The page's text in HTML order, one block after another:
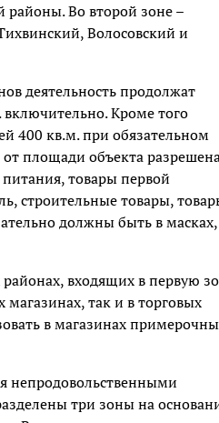
районы. Во второй зоне –
Волосовский и
деятельность продолжат
Кроме того
400 кв.м. при обязательном
площади объекта
товары первой
строительные товары,
должны быть в масках,
входящих в первую
так и в торговых
в магазинах
непродовольственными
три зоны на